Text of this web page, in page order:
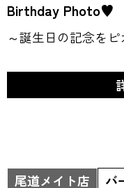
Birthday Photo♥
～誕生日の記念をピ
尾道メイト店
バ